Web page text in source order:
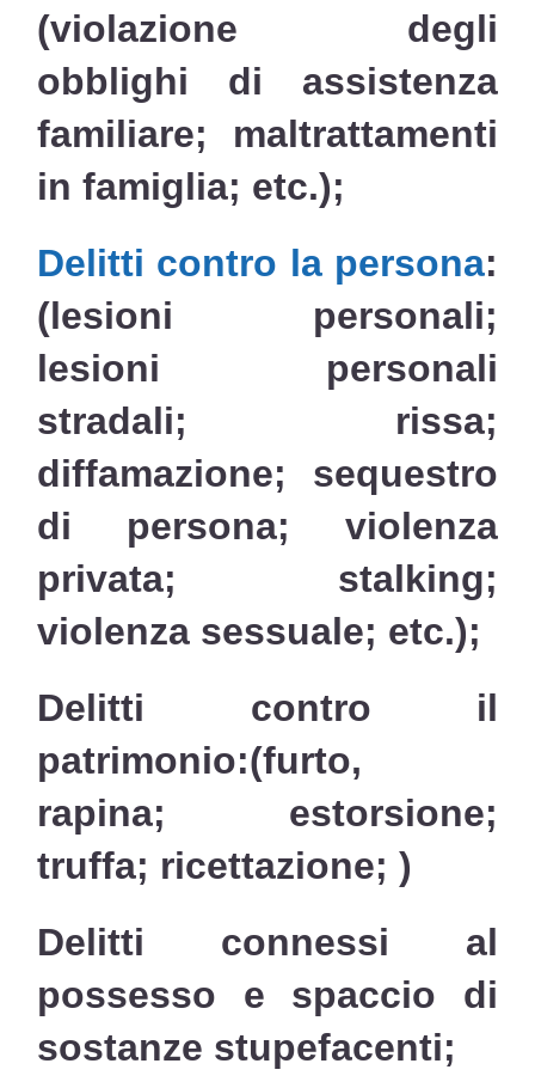
(violazione degli
obblighi di assistenza
familiare; maltrattamenti
in famiglia; etc.);
Delitti contro la persona:
(lesioni personali;
lesioni personali
stradali; rissa;
diffamazione; sequestro
di persona; violenza
privata; stalking;
violenza sessuale; etc.);
Delitti contro il
patrimonio:(furto,
rapina; estorsione;
truffa; ricettazione; )
Delitti connessi al
possesso e spaccio di
sostanze stupefacenti;